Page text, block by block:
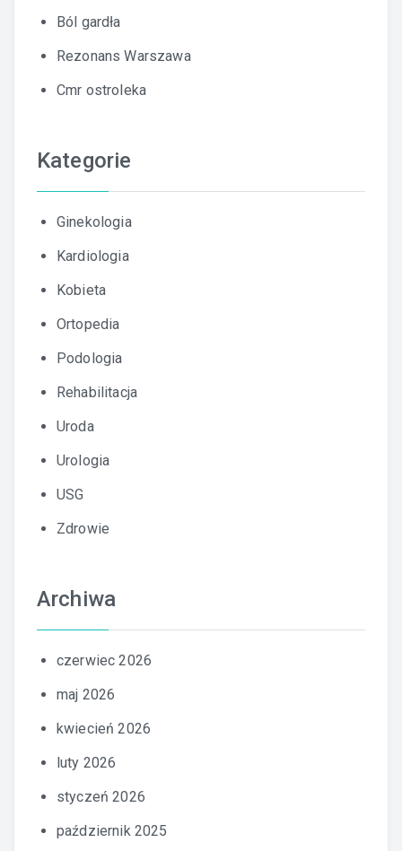
Ból gardła
Rezonans Warszawa
Cmr ostroleka
Kategorie
Ginekologia
Kardiologia
Kobieta
Ortopedia
Podologia
Rehabilitacja
Uroda
Urologia
USG
Zdrowie
Archiwa
czerwiec 2026
maj 2026
kwiecień 2026
luty 2026
styczeń 2026
październik 2025